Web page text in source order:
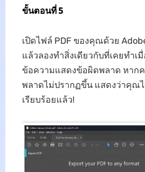
ขั้นตอนที่ 5
เปิดไฟล์ PDF ของคุณด้วย
แล้วลองทำสิ่งเดียวกับที่เคยทำเ
ข้อความแสดงข้อผิดพลาด หาก
พลาดไม่ปรากฏขึ้น แสดงว่าคุณ
เรียบร้อยแล้ว!